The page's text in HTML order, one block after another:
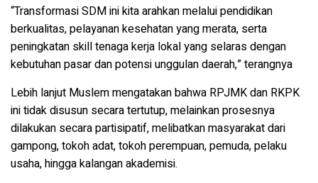
“Transformasi SDM ini kita arahkan melalui pendidikan
berkualitas, pelayanan kesehatan yang merata, serta
peningkatan skill tenaga kerja lokal yang selaras dengan
kebutuhan pasar dan potensi unggulan daerah,” terangnya
Lebih lanjut Muslem mengatakan bahwa RPJMK dan RKPK
ini tidak disusun secara tertutup, melainkan prosesnya
dilakukan secara partisipatif, melibatkan masyarakat dari
gampong, tokoh adat, tokoh perempuan, pemuda, pelaku
usaha, hingga kalangan akademisi.